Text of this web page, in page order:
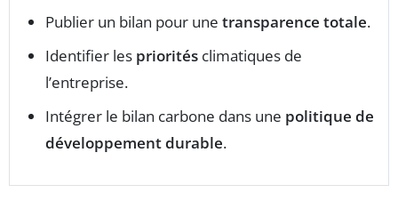
Publier un bilan pour une transparence totale.
Identifier les priorités climatiques de
l’entreprise.
Intégrer le bilan carbone dans une politique de
développement durable.